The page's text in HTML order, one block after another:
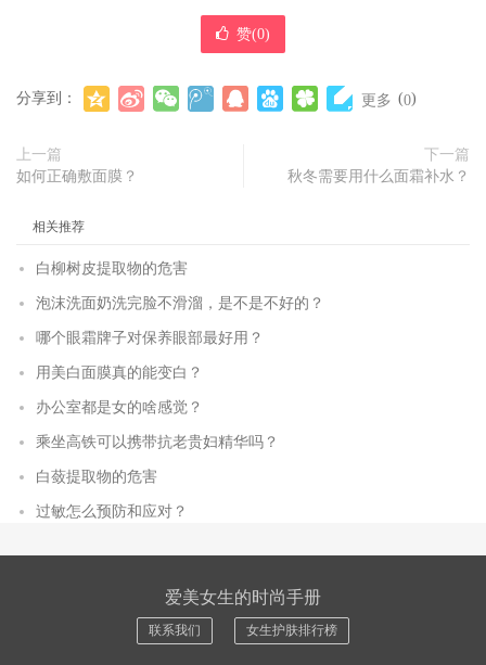
赞(0)
分享到： 更多 (0)
上一篇
如何正确敷面膜？
下一篇
秋冬需要用什么面霜补水？
相关推荐
白柳树皮提取物的危害
泡沫洗面奶洗完脸不滑溜，是不是不好的？
哪个眼霜牌子对保养眼部最好用？
用美白面膜真的能变白？
办公室都是女的啥感觉？
乘坐高铁可以携带抗老贵妇精华吗？
白蔹提取物的危害
过敏怎么预防和应对？
爱美女生的时尚手册
联系我们 女生护肤排行榜